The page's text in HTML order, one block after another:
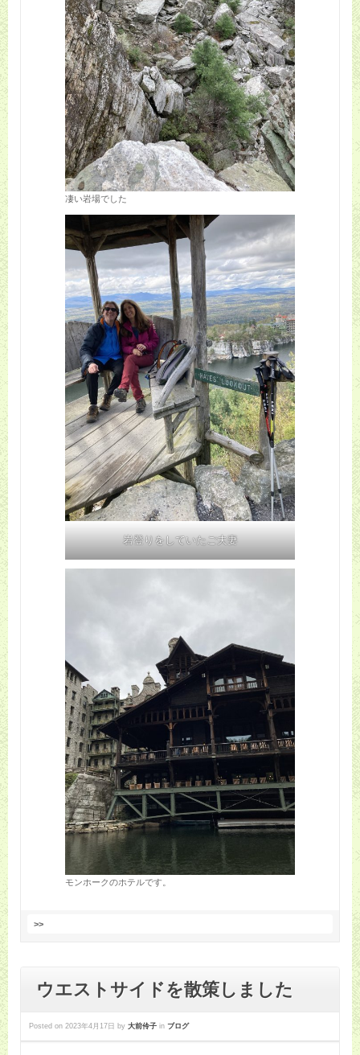
凄い岩場でした
岩登りをしていたご夫妻
モンホークのホテルです。
>>
ウエストサイドを散策しました
Posted on 2023年4月17日 by 大前伶子 in ブログ